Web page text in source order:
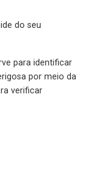
do seu
para identificar
por meio da
verificar